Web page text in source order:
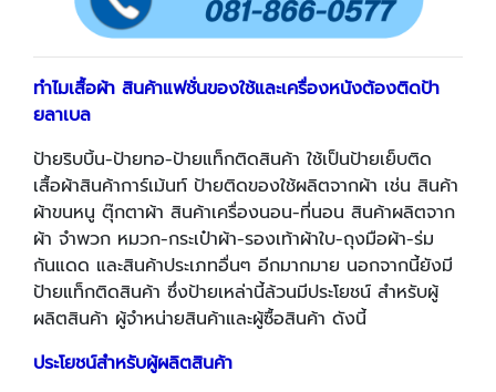
ทำไมเสื้อผ้า สินค้าแฟชั่นของใช้และเครื่องหนังต้องติดป้า
ยลาเบล
ป้ายริบบิ้น-ป้ายทอ-ป้ายแท็กติดสินค้า ใช้เป็นป้ายเย็บติด
เสื้อผ้าสินค้าการ์เม้นท์ ป้ายติดของใช้ผลิตจากผ้า เช่น สินค้า
ผ้าขนหนู ตุ๊กตาผ้า สินค้าเครื่องนอน-ที่นอน สินค้าผลิตจาก
ผ้า จำพวก หมวก-กระเป๋าผ้า-รองเท้าผ้าใบ-ถุงมือผ้า-ร่ม
กันแดด และสินค้าประเภทอื่นๆ อีกมากมาย นอกจากนี้ยังมี
ป้ายแท็กติดสินค้า ซึ่งป้ายเหล่านี้ล้วนมีประโยชน์ สำหรับผู้
ผลิตสินค้า ผู้จำหน่ายสินค้าและผู้ซื้อสินค้า ดังนี้
ประโยชน์สำหรับผู้ผลิตสินค้า